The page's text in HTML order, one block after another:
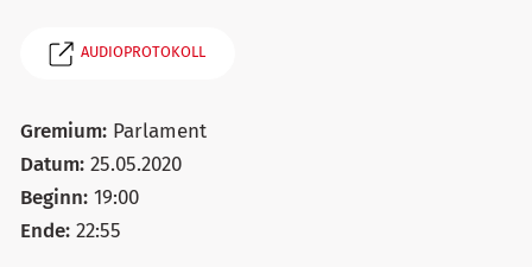
AUDIOPROTOKOLL
Gremium: Parlament
Datum: 25.05.2020
Beginn: 19:00
Ende: 22:55